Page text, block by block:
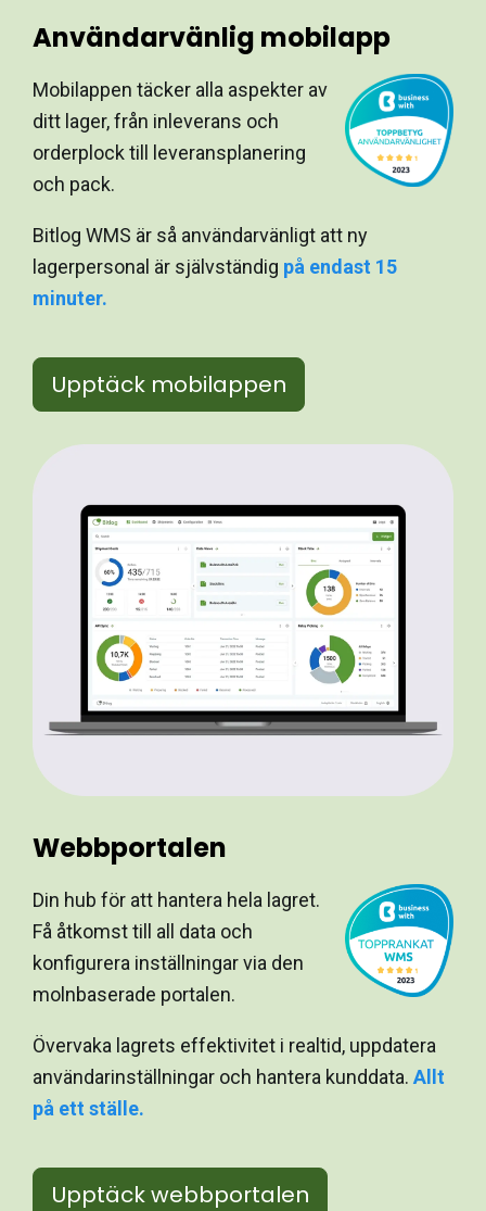
Användarvänlig mobilapp
Mobilappen täcker alla aspekter av
ditt lager, från inleverans och
orderplock till leveransplanering
och pack.
Bitlog WMS är så användarvänligt att ny
lagerpersonal är självständig på endast 15
minuter.
Upptäck mobilappen
Webbportalen
Din hub för att hantera hela lagret.
Få åtkomst till all data och
konfigurera inställningar via den
molnbaserade portalen.
Övervaka lagrets effektivitet i realtid, uppdatera
användarinställningar och hantera kunddata. Allt
på ett ställe.
Upptäck webbportalen